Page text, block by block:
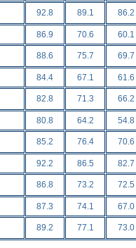
92.8 89.1 86.2
86.9 70.6 60.1
88.6 75.7 69.7
84.4 67.1 61.6
82.8 71.3 66.2
80.8 64.2 54.8
85.2 76.4 70.6
92.2 86.5 82.7
86.8 73.2 72.5
87.3 74.1 67.0
89.2 77.1 73.0